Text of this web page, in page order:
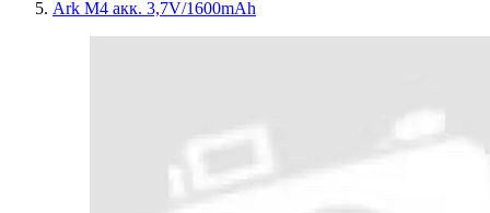
Ark M4 акк. 3,7V/1600mAh